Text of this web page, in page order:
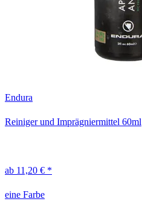
Endura
Reiniger und Imprägniermittel 60ml
ab 11,20 € *
eine Farbe